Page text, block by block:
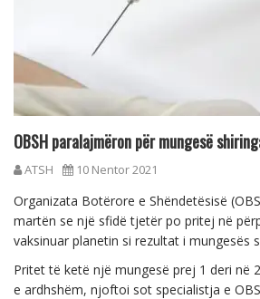
OBSH paralajmëron për mungesë
ATSH 10 Nentor 2021
Organizata Botërore e Shëndetësisë
martën se një sfidë tjetër po pritej në
vaksinuar planetin si rezultat i mungesës
Pritet të ketë një mungesë prej 1 deri në
e ardhshëm, njoftoi sot specialistja e